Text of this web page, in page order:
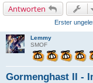
Antworten
Erster
Lemmy
SMOF
Gormenghast II -